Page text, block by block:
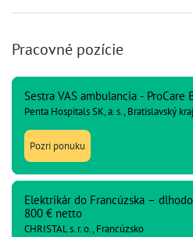
Pracovné pozície
Sestra VAS ambulancia -
Penta Hospitals SK, a. s., Bratislavský kraj
Pozri ponuku
Elektrikár do Francúzska –
800 € netto
CHRISTAL s. r. o., Francúzsko